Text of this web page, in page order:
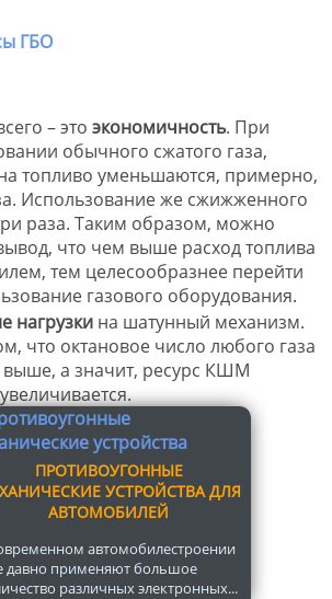
– это экономичность. При
обычного сжатого газа,
топливо уменьшаются, примерно,
Использование же сжижженного
раза. Таким образом, можно
что чем выше расход топлива
тем целесообразнее перейти
газового оборудования.
нагрузки на шатунный механизм.
что октановое число любого газа
а значит, ресурс КШМ
ПРОТИВОУГОННЫЕ
УСТРОЙСТВА ДЛЯ
АВТОМОБИЛЕЙ
автомобилестроении
давно применяют большое
различных электронных...